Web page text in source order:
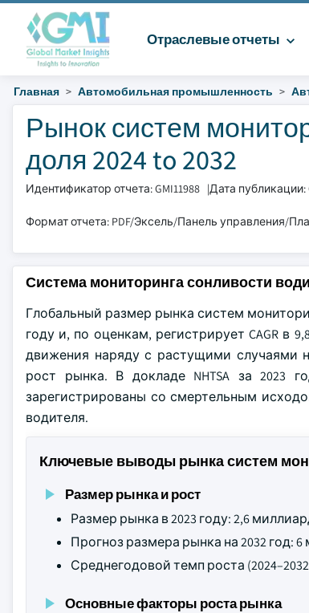
Отраслевые отчеты
Главная Автомобильная промышленность
Рынок систем
доля 2024 to 2032
Идентификатор отчета: GMI11988 |Дата публикации:
Формат отчета: PDF/Эксель/Панель управления/
Система мониторинга сонливости
Глобальный размер рынка систем
году и, по оценкам, регистрирует CAGR в
движения наряду с растущими случаями
рост рынка. В докладе NHTSA за 2023
зарегистрированы со смертельным
водителя.
Ключевые выводы рынка систем
Размер рынка и рост
Размер рынка в 2023 году: 2,6
Прогноз размера рынка на 2032 год:
Среднегодовой темп роста
Основные факторы роста рынка